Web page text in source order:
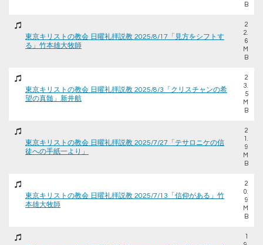
B
東京キリストの教会 日曜礼拝説教 2025/8/17「見方をシフトす
る」竹本雄大牧師
2
2.
6
M
B
東京キリストの教会 日曜礼拝説教 2025/8/3「クリスチャンの希
望の真髄」新井航
2
3.
5
M
B
東京キリストの教会 日曜礼拝説教 2025/7/27「テサロニケの信
徒への手紙一より」
2
1.
9
M
B
東京キリストの教会 日曜礼拝説教 2025/7/13「信仰がある」竹
本雄大牧師
2
0.
9
M
B
1